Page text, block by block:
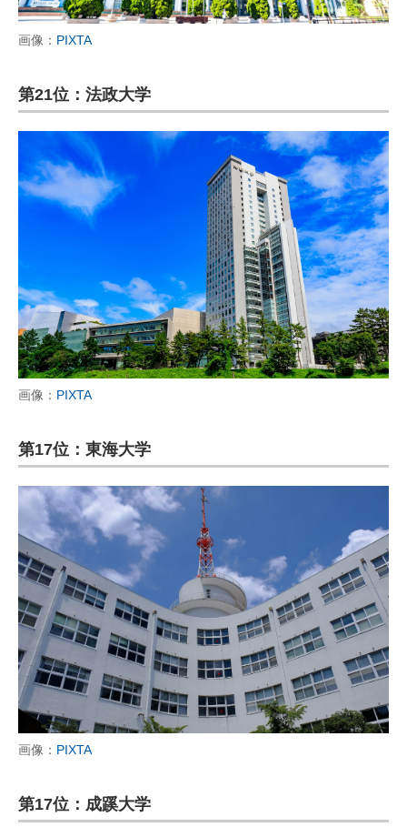
画像： PIXTA
第21位：法政大学
画像： PIXTA
第17位：東海大学
画像： PIXTA
第17位：成蹊大学